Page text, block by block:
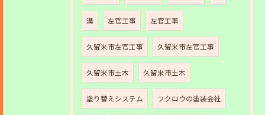
溝 左官工事 左官工事
久留米市左官工事 久留米市左官工事
久留米市土木 久留米市土木
塗り替えシステム フクロウの塗装会社